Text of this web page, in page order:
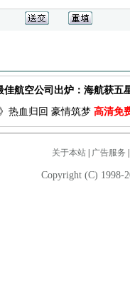
佳航空公司出炉：海航获五
热血归回 豪情筑梦 高清免
关于本站| 广告服务
Copyright (C) 1998-